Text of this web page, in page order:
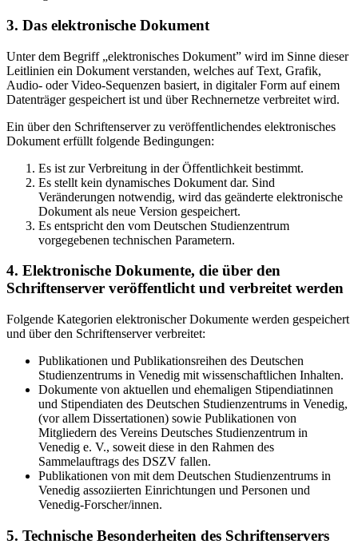
3. Das elektronische Dokument
Unter dem Begriff „elektronisches Dokument” wird im Sinne dieser
Leitlinien ein Dokument verstanden, welches auf Text, Grafik,
Audio- oder Video-Sequenzen basiert, in digitaler Form auf einem
Datenträger gespeichert ist und über Rechnernetze verbreitet wird.
Ein über den Schriftenserver zu veröffentlichendes elektronisches
Dokument erfüllt folgende Bedingungen:
Es ist zur Verbreitung in der Öffentlichkeit bestimmt.
Es stellt kein dynamisches Dokument dar. Sind
Veränderungen notwendig, wird das geänderte elektronische
Dokument als neue Version gespeichert.
Es entspricht den vom Deutschen Studienzentrum
vorgegebenen technischen Parametern.
4. Elektronische Dokumente, die über den
Schriftenserver veröffentlicht und verbreitet werden
Folgende Kategorien elektronischer Dokumente werden gespeichert
und über den Schriftenserver verbreitet:
Publikationen und Publikationsreihen des Deutschen
Studienzentrums in Venedig mit wissenschaftlichen Inhalten.
Dokumente von aktuellen und ehemaligen Stipendiatinnen
und Stipendiaten des Deutschen Studienzentrums in Venedig,
(vor allem Dissertationen) sowie Publikationen von
Mitgliedern des Vereins Deutsches Studienzentrum in
Venedig e. V., soweit diese in den Rahmen des
Sammelauftrags des DSZV fallen.
Publikationen von mit dem Deutschen Studienzentrums in
Venedig assoziierten Einrichtungen und Personen und
Venedig-Forscher/innen.
5. Technische Besonderheiten des Schriftenservers